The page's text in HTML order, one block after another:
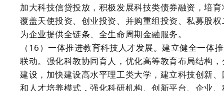
加大科技信贷投放，积极发展科技类债券融资，培
覆盖天使投资、创业投资、并购重组投资、私募股
为企业提供全链条、全生命周期金融服务。
（16）一体推进教育科技人才发展。建立健全一体
联动。强化科教协同育人，优化高等教育布局结构
建设，加快建设高水平理工类大学，建立科技创新
和人才培养模式，强化科研机构、创新平台、企业